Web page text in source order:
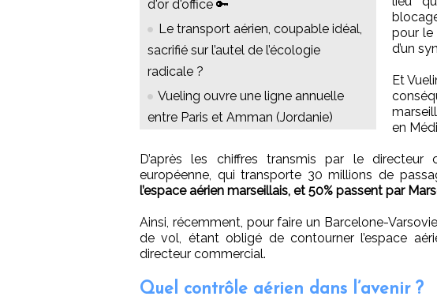
d'or d'office 🔑
Le transport aérien, coupable idéal,
sacrifié sur l’autel de l’écologie
radicale ?
Vueling ouvre une ligne annuelle
entre Paris et Amman (Jordanie)
pour le
d’un
Et
en
D’après les chiffres transmis par le
européenne, qui transporte 30 millions de
l’espace aérien marseillais, et 50% passent par
Ainsi, récemment, pour faire un Barcelone-
de vol, étant obligé de contourner l’espace
directeur commercial.
Quel contrôle aérien dans l’avenir ?